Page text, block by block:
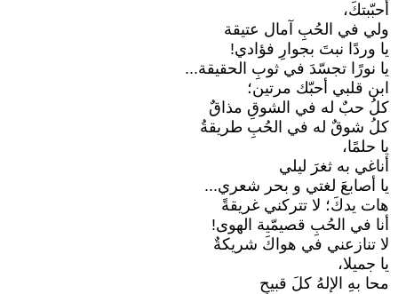
أحبّبتكَ،
ولي في الحُبِ آمال عتيقة
يا وردًا نبتَ بجوارِ فؤادي!
يا نورًا تجسّدَ في ثوبِ الحقيقة...
ابن قلبي أحبّك مرتين؛
كلُ حبٌ له في الشوقِ مذاقٌ
كلُ شوقٌ له في الحُبِ طريقةُ
يا حلمًا،
أناغي به ثغرَ ليلي
يا أصابعَ لغتي و بحر شعري...
هات يدكَ؛ لا تتركني غريقةً
أنا في الحُبِ قصيمّية الهوى!
لا تنازعني في هواكَ شريكةٌ
يا جميلا،
محا بهِ الإلهُ كلَ قبيحٍ